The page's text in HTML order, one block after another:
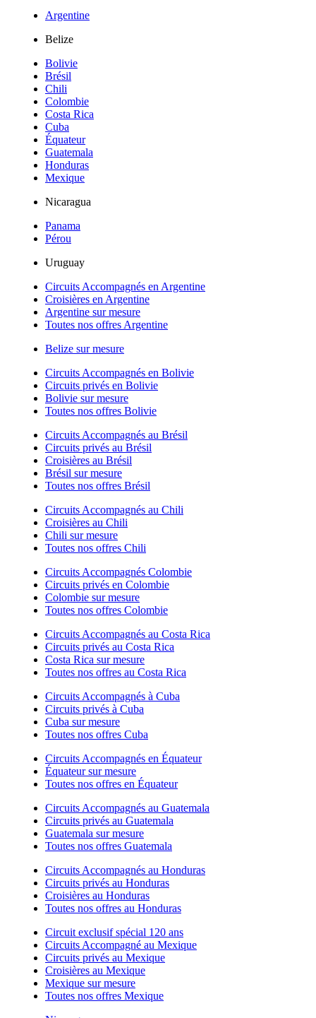
Argentine
Belize
Bolivie
Brésil
Chili
Colombie
Costa Rica
Cuba
Équateur
Guatemala
Honduras
Mexique
Nicaragua
Panama
Pérou
Uruguay
Circuits Accompagnés en Argentine
Croisières en Argentine
Argentine sur mesure
Toutes nos offres Argentine
Belize sur mesure
Circuits Accompagnés en Bolivie
Circuits privés en Bolivie
Bolivie sur mesure
Toutes nos offres Bolivie
Circuits Accompagnés au Brésil
Circuits privés au Brésil
Croisières au Brésil
Brésil sur mesure
Toutes nos offres Brésil
Circuits Accompagnés au Chili
Croisières au Chili
Chili sur mesure
Toutes nos offres Chili
Circuits Accompagnés Colombie
Circuits privés en Colombie
Colombie sur mesure
Toutes nos offres Colombie
Circuits Accompagnés au Costa Rica
Circuits privés au Costa Rica
Costa Rica sur mesure
Toutes nos offres au Costa Rica
Circuits Accompagnés à Cuba
Circuits privés à Cuba
Cuba sur mesure
Toutes nos offres Cuba
Circuits Accompagnés en Équateur
Équateur sur mesure
Toutes nos offres en Équateur
Circuits Accompagnés au Guatemala
Circuits privés au Guatemala
Guatemala sur mesure
Toutes nos offres Guatemala
Circuits Accompagnés au Honduras
Circuits privés au Honduras
Croisières au Honduras
Toutes nos offres au Honduras
Circuit exclusif spécial 120 ans
Circuits Accompagné au Mexique
Circuits privés au Mexique
Croisières au Mexique
Mexique sur mesure
Toutes nos offres Mexique